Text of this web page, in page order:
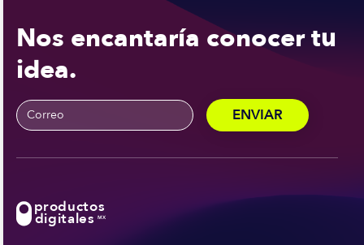
Nos encantaría conocer tu
idea.
productos
digitales MX